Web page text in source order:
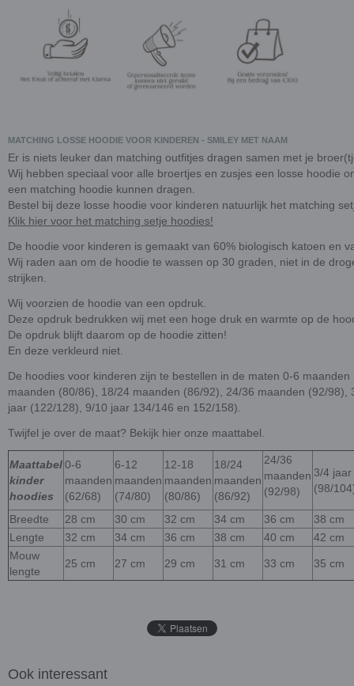
MATCHING LOSSE HOODIE VOOR KINDEREN - SMILEY MET NAAM
Er is niets leuker dan matching outfitjes dragen samen met je
Wij hebben speciaal voor alle broertjes en zusjes een losse hoodie
een matching hoodie kunnen dragen.
Bestel bij deze losse hoodie voor kinderen natuurlijk het matching
Klik hier voor het matching setje hoodies!
De hoodie voor kinderen is gemaakt van 60% biologisch katoen en
Wij raden aan om de hoodie te wassen op 30 graden, niet in de
strijken.
Wij voorzien de hoodie van een opdruk.
Deze opdruk bedrukken wij met een hoge druk en warmte op de
De opdruk blijft daarom op de hoodie zitten!
En deze verkleurd niet.
De hoodies voor kinderen zijn te bestellen in de maten 0-6
maanden (80/86), 18/24 maanden (86/92), 24/36 maanden (92/98),
jaar (122/128), 9/10 jaar 134/146 en 152/158).
Twijfel je over de maat? Bekijk hier onze maattabel.
Maattabel
kinder
hoodies
0-6
maanden
(62/68)
6-12
maanden
(74/80)
12-18
maanden
(80/86)
18/24
maanden
(86/92)
24/36
maanden
(92/98)
3/4 jaar
(98/
Breedte 28 cm 30 cm 32 cm 34 cm 36 cm
38 cm
Lengte
32 cm 34 cm 36 cm 38 cm 40 cm
42 cm
Mouw
lengte
25 cm 27 cm 29 cm 31 cm 33 cm 35 cm
Ook interessant